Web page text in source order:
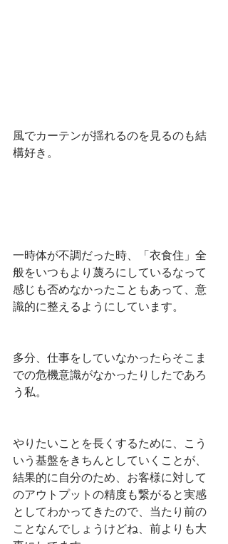
風でカーテンが揺れるのを見るのも結
構好き。
一時体が不調だった時、「衣食住」全
般をいつもより蔑ろにしているなって
感じも否めなかったこともあって、意
識的に整えるようにしています。
多分、仕事をしていなかったらそこま
での危機意識がなかったりしたであろ
う私。
やりたいことを長くするために、こう
いう基盤をきちんとしていくことが、
結果的に自分のため、お客様に対して
のアウトプットの精度も繋がると実感
としてわかってきたので、当たり前の
ことなんでしょうけどね、前よりも大